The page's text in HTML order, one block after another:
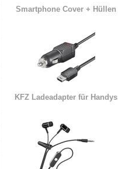
Smartphone Cover + Hüllen
KFZ Ladeadapter für Handys